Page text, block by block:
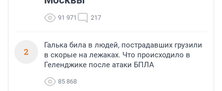
91 971 217
2
Галька била в людей, пострадавших грузили
в скорые на лежаках. Что происходило в
Геленджике после атаки БПЛА
85 868